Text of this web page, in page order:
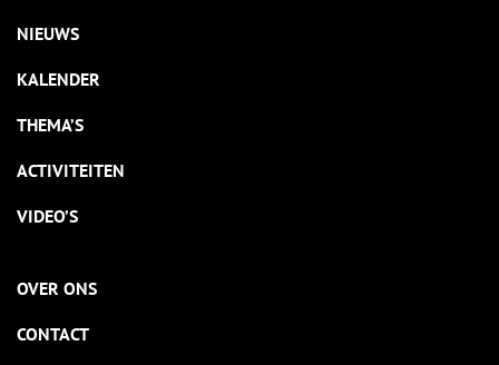
NIEUWS
KALENDER
THEMA’S
ACTIVITEITEN
VIDEO’S
OVER ONS
CONTACT